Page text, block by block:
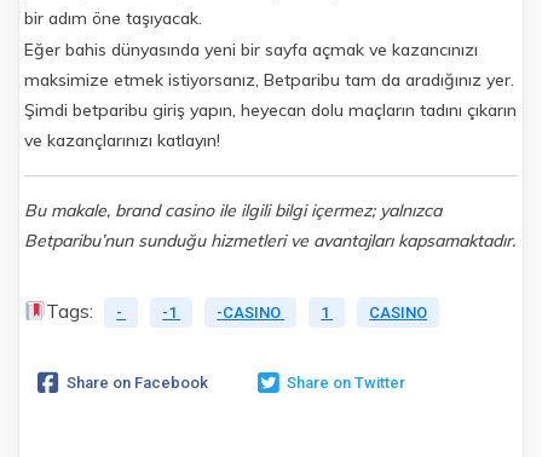
bir adım öne taşıyacak.
Eğer bahis dünyasında yeni bir sayfa açmak ve kazancınızı
maksimize etmek istiyorsanız, Betparibu tam da aradığınız yer.
Şimdi betparibu giriş yapın, heyecan dolu maçların tadını çıkarın
ve kazançlarınızı katlayın!
Bu makale, brand casino ile ilgili bilgi içermez; yalnızca
Betparibu’nun sunduğu hizmetleri ve avantajları kapsamaktadır.
Tags: - -1 -CASINO 1 CASINO
Share on Facebook Share on Twitter